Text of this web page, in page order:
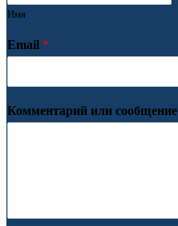
Имя
Email *
Комментарий или сообщение